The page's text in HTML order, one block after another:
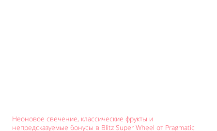
Неоновое свечение, классические фрукты и
непредсказуемые бонусы в Blitz Super Wheel от Pragmatic